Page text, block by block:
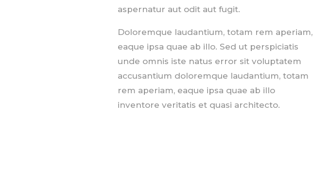
aspernatur aut odit aut fugit.
Doloremque laudantium, totam rem aperiam,
eaque ipsa quae ab illo. Sed ut perspiciatis
unde omnis iste natus error sit voluptatem
accusantium doloremque laudantium, totam
rem aperiam, eaque ipsa quae ab illo
inventore veritatis et quasi architecto.